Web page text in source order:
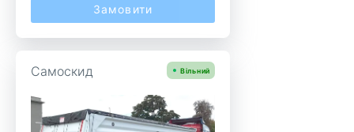
Замовити
Самоскид Вільний